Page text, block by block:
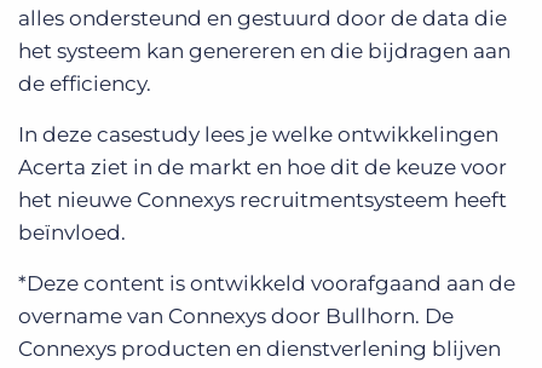
alles ondersteund en gestuurd door de data die
het systeem kan genereren en die bijdragen aan
de efficiency.
In deze casestudy lees je welke ontwikkelingen
Acerta ziet in de markt en hoe dit de keuze voor
het nieuwe Connexys recruitmentsysteem heeft
beïnvloed.
*Deze content is ontwikkeld voorafgaand aan de
overname van Connexys door Bullhorn. De
Connexys producten en dienstverlening blijven